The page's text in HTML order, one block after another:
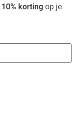
10% kortingop je